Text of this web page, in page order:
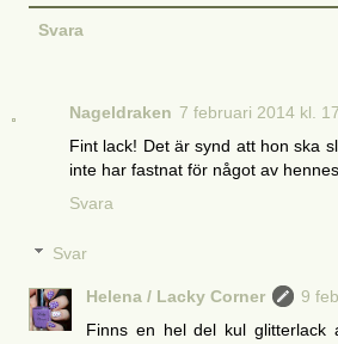
Svara
Nageldraken 7 februari 2014 kl.
Fint lack! Det är synd att hon ska
inte har fastnat för något av
Svara
Svar
Helena / Lacky Corner
9
Finns en hel del kul glitterlack